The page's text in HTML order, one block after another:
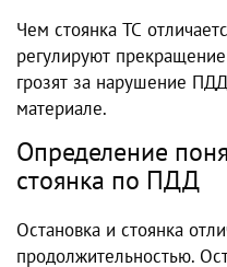
Чем стоянка ТС
регулируют
грозят за нарушение
материале.
Определение
стоянка по ПДД
Остановка и стоянка
продолжительностью.